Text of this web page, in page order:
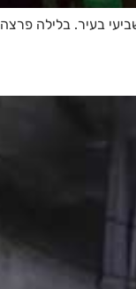
בעיר. בלילה